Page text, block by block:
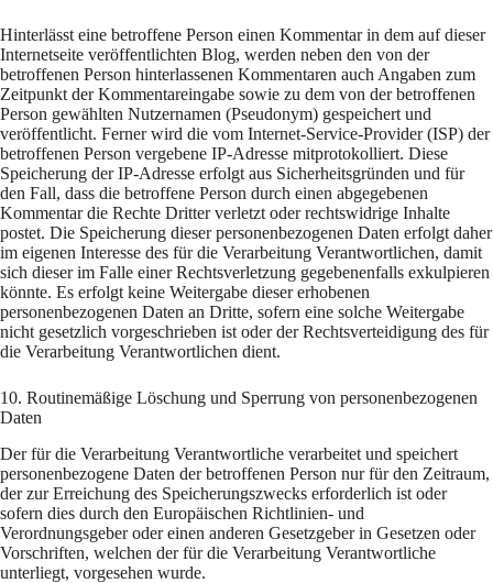
Hinterlässt eine betroffene Person einen Kommentar in dem auf dieser
Internetseite veröffentlichten Blog, werden neben den von der
betroffenen Person hinterlassenen Kommentaren auch Angaben zum
Zeitpunkt der Kommentareingabe sowie zu dem von der betroffenen
Person gewählten Nutzernamen (Pseudonym) gespeichert und
veröffentlicht. Ferner wird die vom Internet-Service-Provider (ISP) der
betroffenen Person vergebene IP-Adresse mitprotokolliert. Diese
Speicherung der IP-Adresse erfolgt aus Sicherheitsgründen und für
den Fall, dass die betroffene Person durch einen abgegebenen
Kommentar die Rechte Dritter verletzt oder rechtswidrige Inhalte
postet. Die Speicherung dieser personenbezogenen Daten erfolgt daher
im eigenen Interesse des für die Verarbeitung Verantwortlichen, damit
sich dieser im Falle einer Rechtsverletzung gegebenenfalls exkulpieren
könnte. Es erfolgt keine Weitergabe dieser erhobenen
personenbezogenen Daten an Dritte, sofern eine solche Weitergabe
nicht gesetzlich vorgeschrieben ist oder der Rechtsverteidigung des für
die Verarbeitung Verantwortlichen dient.
10. Routinemäßige Löschung und Sperrung von personenbezogenen
Daten
Der für die Verarbeitung Verantwortliche verarbeitet und speichert
personenbezogene Daten der betroffenen Person nur für den Zeitraum,
der zur Erreichung des Speicherungszwecks erforderlich ist oder
sofern dies durch den Europäischen Richtlinien- und
Verordnungsgeber oder einen anderen Gesetzgeber in Gesetzen oder
Vorschriften, welchen der für die Verarbeitung Verantwortliche
unterliegt, vorgesehen wurde.